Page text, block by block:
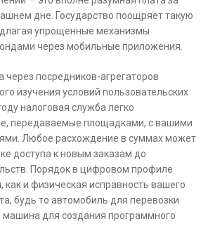
дне. Государство поощряет такую
упрощенные механизмы
через мобильные приложения.
через посредников-агрегаторов
изучения условий пользовательских
налоговая служба легко
передаваемые площадками, с вашими
Любое расхождение в суммах может
доступа к новым заказам до
Порядок в цифровом профиле
как и физическая исправность вашего
будь то автомобиль для перевозки
машина для создания программного